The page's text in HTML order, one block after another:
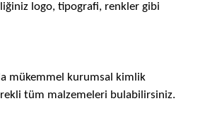
logo, tipografi, renkler gibi
mükemmel kurumsal kimlik
tüm malzemeleri bulabilirsiniz.